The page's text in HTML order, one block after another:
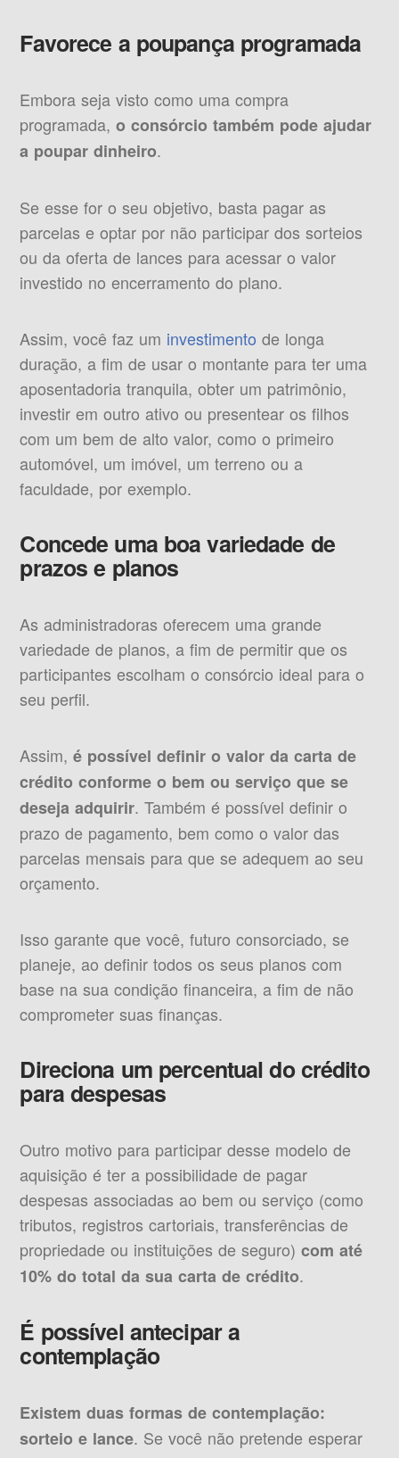
Favorece a poupança programada
Embora seja visto como uma compra
programada,o consórcio também pode ajudar
a poupar dinheiro.
Se esse for o seu objetivo, basta pagar as
parcelas e optar por não participar dos sorteios
ou da oferta de lances para acessar o valor
investido no encerramento do plano.
Assim, você faz um investimento de longa
duração, a fim de usar o montante para ter uma
aposentadoria tranquila, obter um patrimônio,
investir em outro ativo ou presentear os filhos
com um bem de alto valor, como o primeiro
automóvel, um imóvel, um terreno ou a
faculdade, por exemplo.
Concede uma boa variedade de
prazos e planos
As administradoras oferecem uma grande
variedade de planos, a fim de permitir que os
participantes escolham o consórcio ideal para o
seu perfil.
Assim,é possível definir o valor da carta de
crédito conforme o bem ou serviço que se
deseja adquirir. Também é possível definir o
prazo de pagamento, bem como o valor das
parcelas mensais para que se adequem ao seu
orçamento.
Isso garante que você, futuro consorciado, se
planeje, ao definir todos os seus planos com
base na sua condição financeira, a fim de não
comprometer suas finanças.
Direciona um percentual do crédito
para despesas
Outro motivo para participar desse modelo de
aquisição é ter a possibilidade de pagar
despesas associadas ao bem ou serviço (como
tributos, registros cartoriais, transferências de
propriedade ou instituições de seguro)com até
10% do total da sua carta de crédito.
É possível antecipar a
contemplação
Existem duas formas de contemplação:
sorteio e lance. Se você não pretende esperar